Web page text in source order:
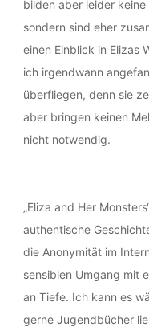
bilden aber leider
sondern sind eher
einen Einblick in Elizas
ich irgendwann
überfliegen, denn sie
aber bringen keinen
nicht notwendig.
„Eliza and Her
authentische
die Anonymität im
sensiblen Umgang mit
an Tiefe. Ich kann es
gerne Jugendbücher